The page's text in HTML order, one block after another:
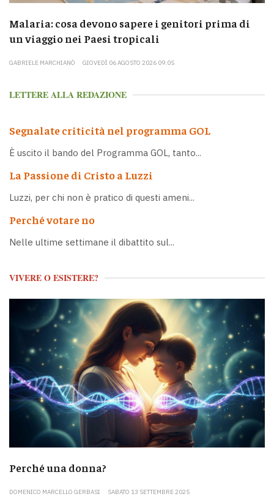
Malaria: cosa devono sapere i genitori prima di
un viaggio nei Paesi tropicali
GABRIELE MARCHIANÒ GIOVEDÌ 06 AGOSTO 2026 09:05
LETTERE ALLA REDAZIONE
Segnalate criticità nel programma GOL
È uscito il bando del Programma GOL, tanto...
La Passione di Cristo a Luzzi
Luzzi, per chi non è pratico di questi ameni...
Perché votare no
Nelle ultime settimane il dibattito sul...
VIVERE O ESISTERE?
Perché una donna?
DOMENICO MARCELLO GERBASI SABATO 13 SETTEMBRE 2025